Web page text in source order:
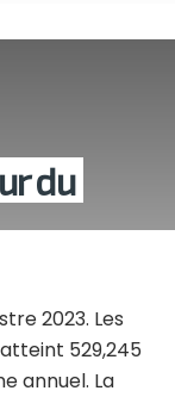
du
2023. Les
529,245
annuel. La